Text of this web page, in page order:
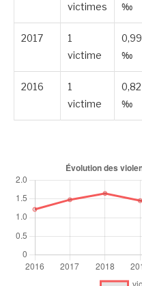
victimes
‰
2017
1
victime
0,99
‰
2016
1
victime
0,82
‰